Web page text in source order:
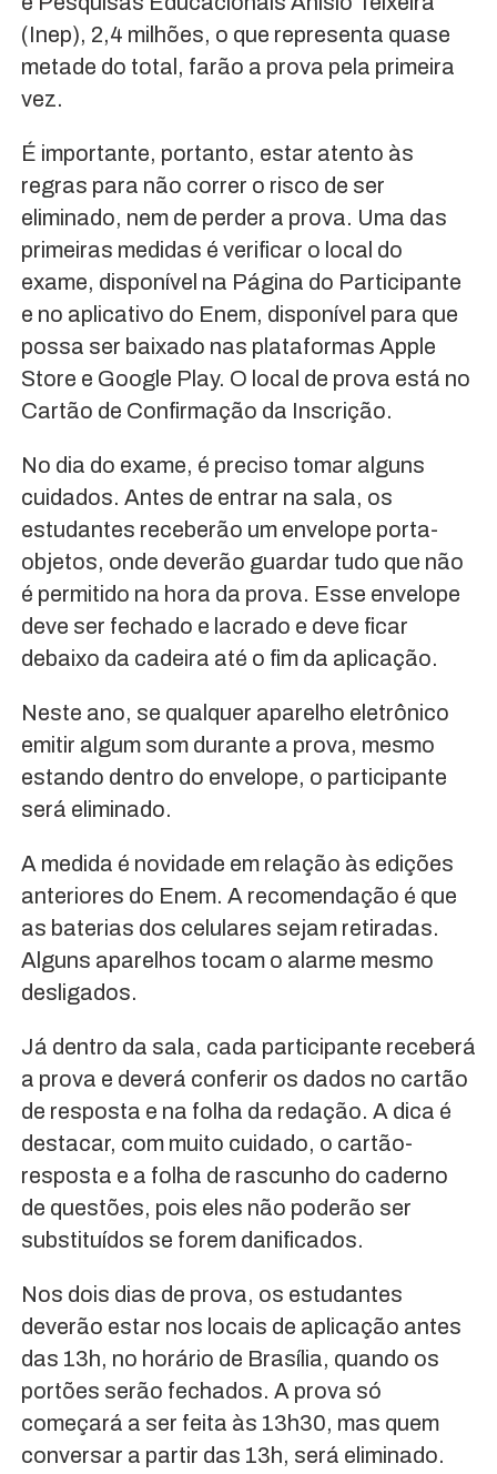
(Inep), 2,4 milhões, o que representa quase
metade do total, farão a prova pela primeira
vez.
É importante, portanto, estar atento às
regras para não correr o risco de ser
eliminado, nem de perder a prova. Uma das
primeiras medidas é verificar o local do
exame, disponível na Página do Participante
e no aplicativo do Enem, disponível para que
possa ser baixado nas plataformas Apple
Store e Google Play. O local de prova está no
Cartão de Confirmação da Inscrição.
No dia do exame, é preciso tomar alguns
cuidados. Antes de entrar na sala, os
estudantes receberão um envelope porta-
objetos, onde deverão guardar tudo que não
é permitido na hora da prova. Esse envelope
deve ser fechado e lacrado e deve ficar
debaixo da cadeira até o fim da aplicação.
Neste ano, se qualquer aparelho eletrônico
emitir algum som durante a prova, mesmo
estando dentro do envelope, o participante
será eliminado.
A medida é novidade em relação às edições
anteriores do Enem. A recomendação é que
as baterias dos celulares sejam retiradas.
Alguns aparelhos tocam o alarme mesmo
desligados.
Já dentro da sala, cada participante receberá
a prova e deverá conferir os dados no cartão
de resposta e na folha da redação. A dica é
destacar, com muito cuidado, o cartão-
resposta e a folha de rascunho do caderno
de questões, pois eles não poderão ser
substituídos se forem danificados.
Nos dois dias de prova, os estudantes
deverão estar nos locais de aplicação antes
das 13h, no horário de Brasília, quando os
portões serão fechados. A prova só
começará a ser feita às 13h30, mas quem
conversar a partir das 13h, será eliminado.